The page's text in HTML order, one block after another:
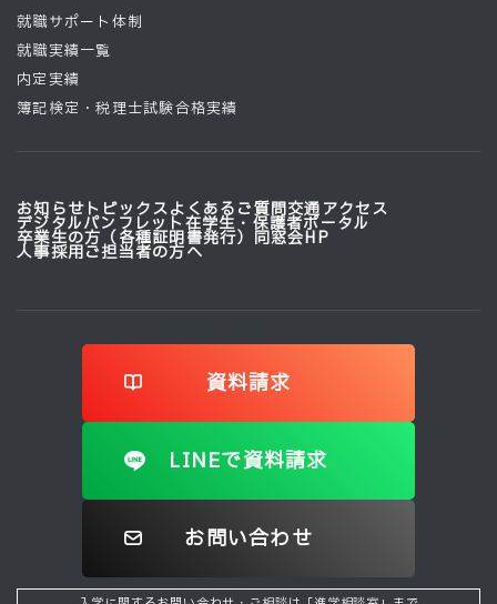
就職サポート体制
就職実績一覧
内定実績
簿記検定・税理士試験合格実績
お知らせトピックスよくあるご質問交通アクセス
デジタルパンフレット在学生・保護者ポータル
卒業生の方（各種証明書発行） 同窓会HP
人事採用ご担当者の方へ
資料請求
LINEで資料請求
お問い合わせ